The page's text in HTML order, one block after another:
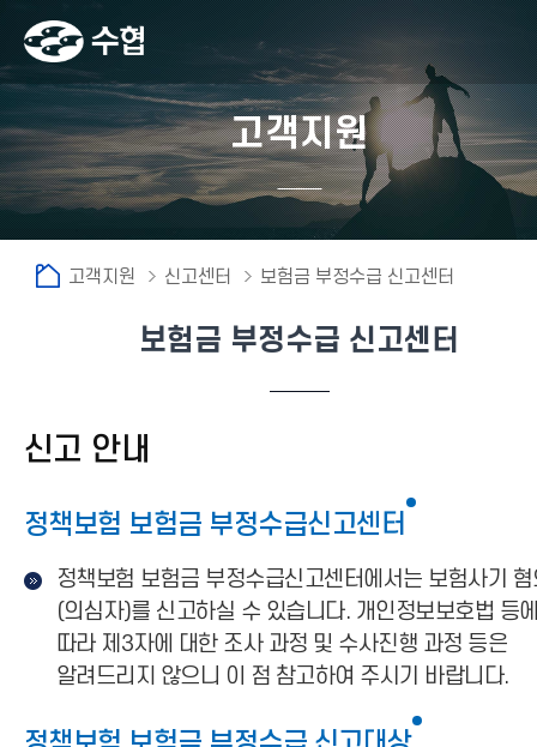
고객지원
고객지원 신고센터 보험금 부정수급 신고센터
보험금 부정수급 신고센터
신고 안내
정책보험 보험금 부정수급신고센터
정책보험 보험금 부정수급신고센터에서는 보험사기
(의심자)를 신고하실 수 있습니다. 개인정보보호법 등
따라 제3자에 대한 조사 과정 및 수사진행 과정 등은
알려드리지 않으니 이 점 참고하여 주시기 바랍니다.